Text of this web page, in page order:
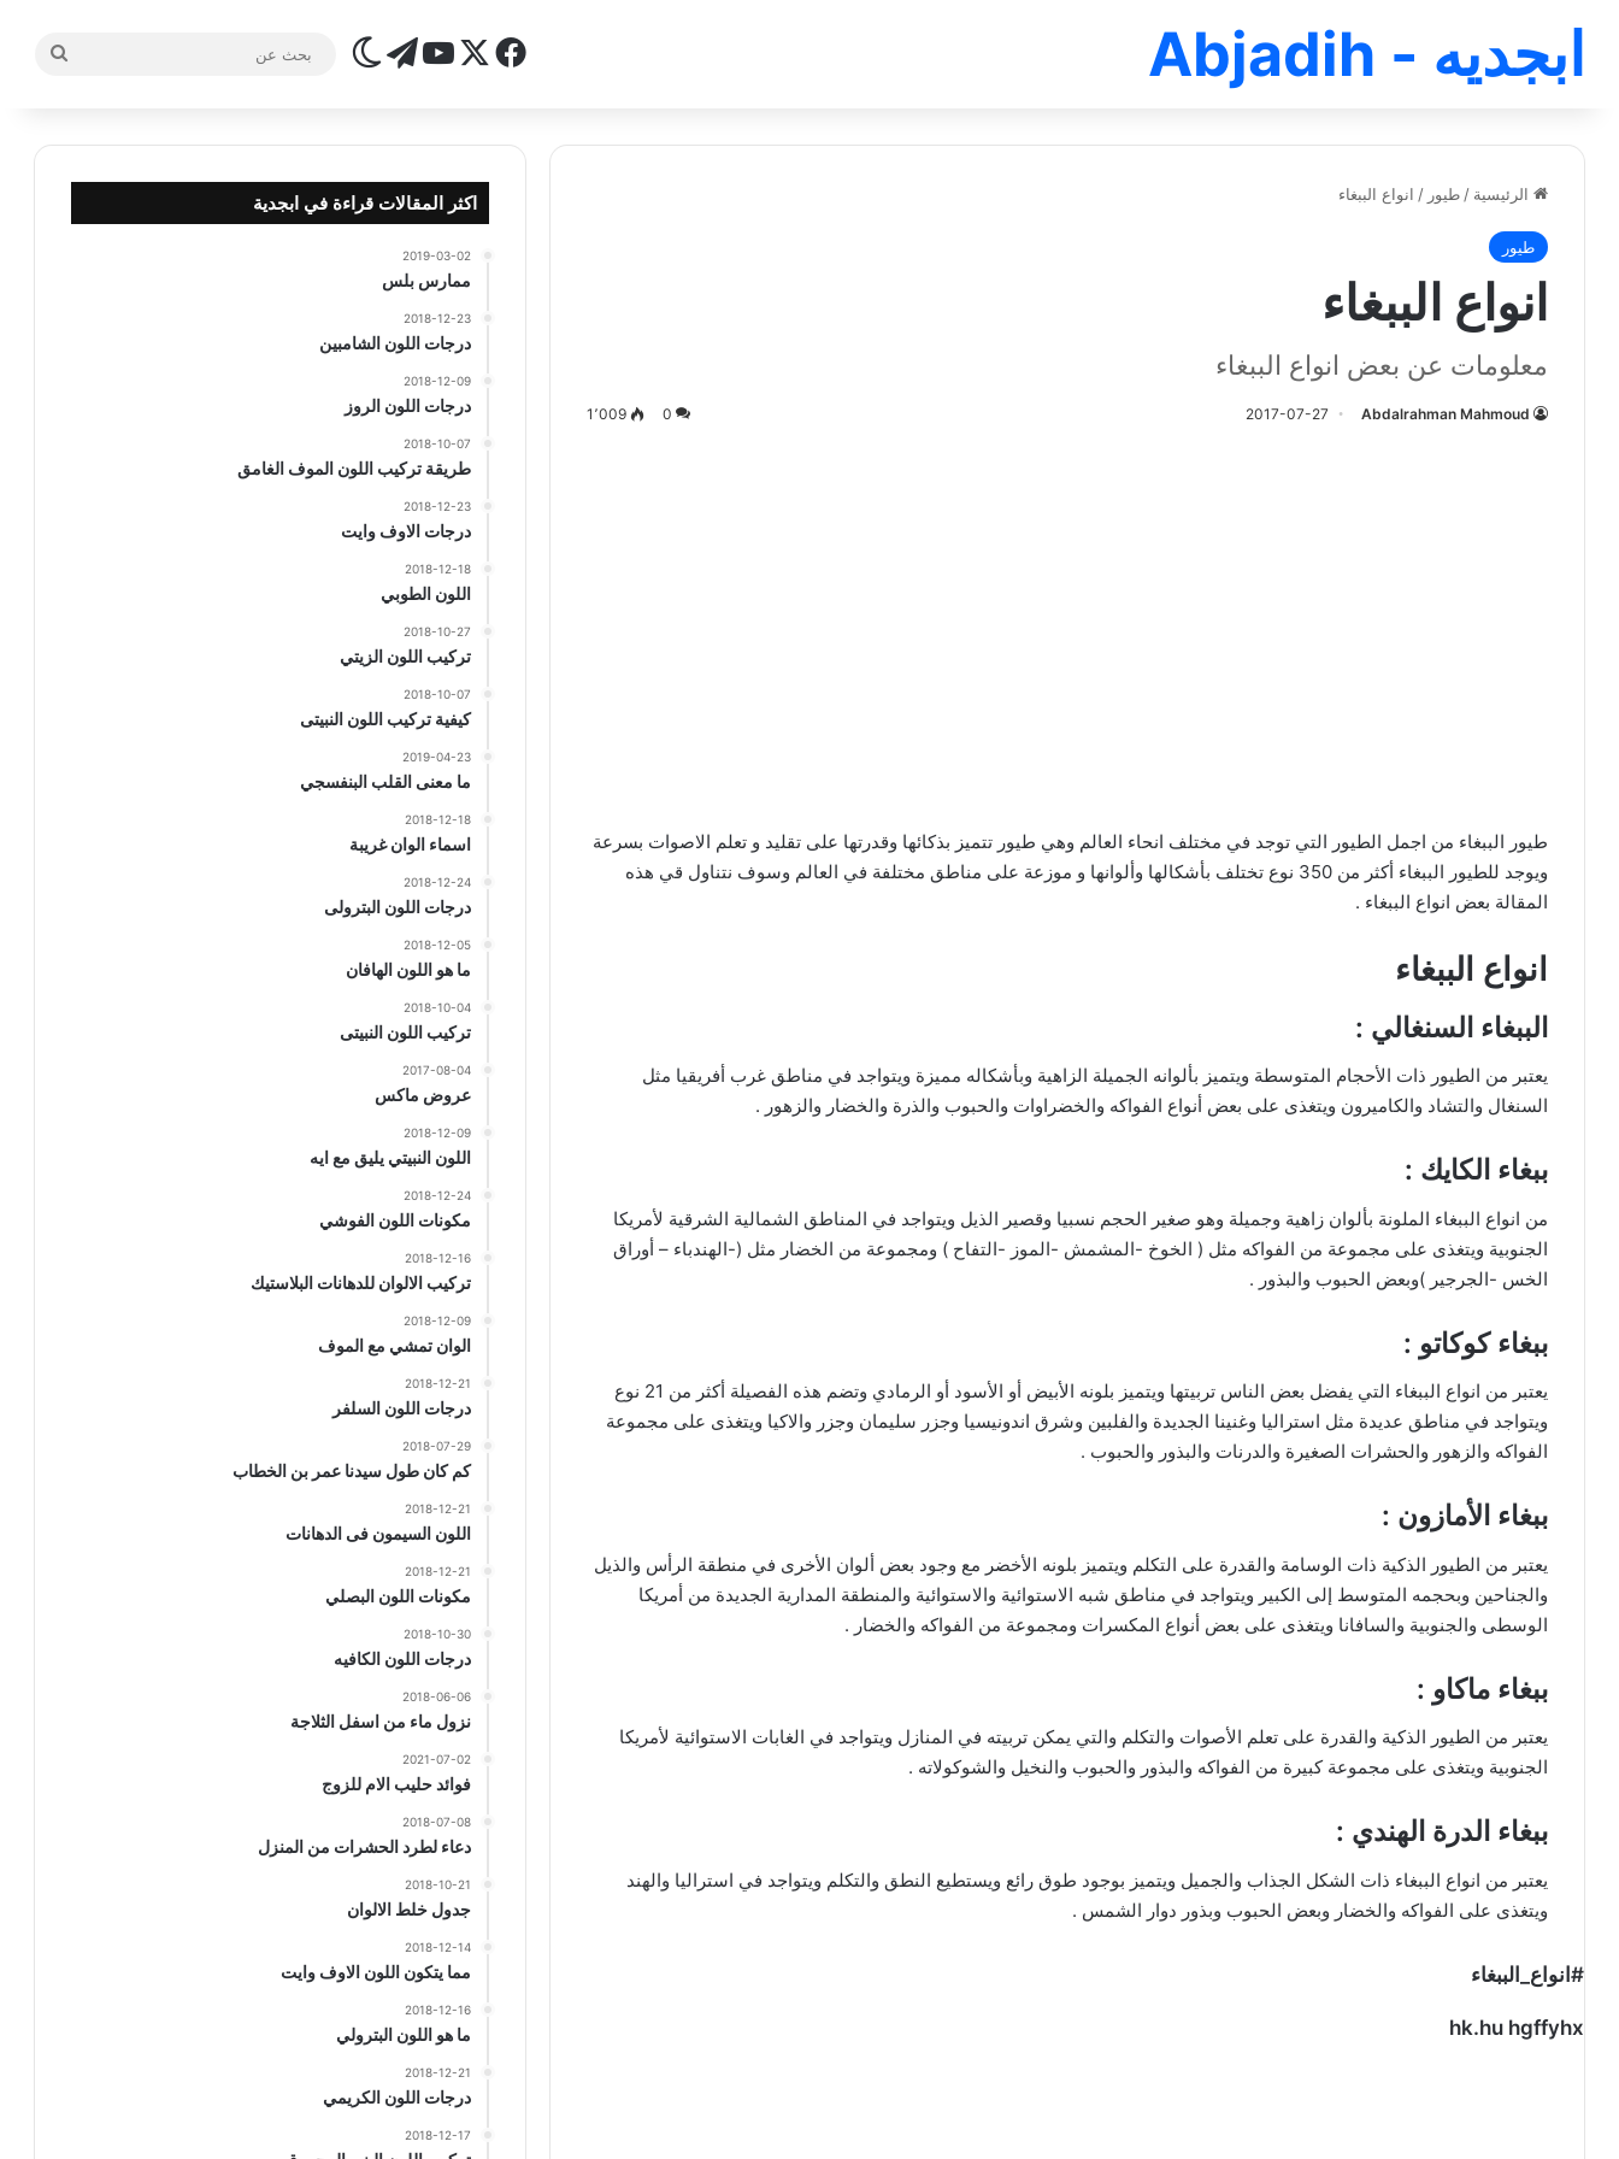
ابجديه - Abjadih فيسبوك
‫X
‫YouTube
تيلقرامالوضع المظلم
الرئيسية / طيور / انواع الببغاء
طيور
انواع الببغاء
معلومات عن بعض انواع الببغاء
Abdalrahman Mahmoud
2017-07-27
0 1٬009
طيور الببغاء من اجمل الطيور التي توجد في مختلف انحاء العالم وهي طيور تتميز بذكائها وقدرتها على تقليد و تعلم الاصوات بسرعة
ويوجد للطيور الببغاء أكثر من 350 نوع تختلف بأشكالها وألوانها و موزعة على مناطق مختلفة في العالم وسوف نتناول قي هذه
المقالة بعض انواع الببغاء .
انواع الببغاء
الببغاء السنغالي :
يعتبر من الطيور ذات الأحجام المتوسطة ويتميز بألوانه الجميلة الزاهية وبأشكاله مميزة ويتواجد في مناطق غرب أفريقيا مثل
السنغال والتشاد والكاميرون ويتغذى على بعض أنواع الفواكه والخضراوات والحبوب والذرة والخضار والزهور .
ببغاء الكايك :
من انواع الببغاء الملونة بألوان زاهية وجميلة وهو صغير الحجم نسبيا وقصير الذيل ويتواجد في المناطق الشمالية الشرقية لأمريكا
الجنوبية ويتغذى على مجموعة من الفواكه مثل ( الخوخ -المشمش -الموز -التفاح ) ومجموعة من الخضار مثل (-الهندباء – أوراق
الخس -الجرجير )وبعض الحبوب والبذور .
ببغاء كوكاتو :
يعتبر من انواع الببغاء التي يفضل بعض الناس تربيتها ويتميز بلونه الأبيض أو الأسود أو الرمادي وتضم هذه الفصيلة أكثر من 21 نوع
ويتواجد في مناطق عديدة مثل استراليا وغنينا الجديدة والفلبين وشرق اندونيسيا وجزر سليمان وجزر والاكيا ويتغذى على مجموعة
الفواكه والزهور والحشرات الصغيرة والدرنات والبذور والحبوب .
ببغاء الأمازون :
يعتبر من الطيور الذكية ذات الوسامة والقدرة على التكلم ويتميز بلونه الأخضر مع وجود بعض ألوان الأخرى في منطقة الرأس والذيل
والجناحين وبحجمه المتوسط إلى الكبير ويتواجد في مناطق شبه الاستوائية والاستوائية والمنطقة المدارية الجديدة من أمريكا
الوسطى والجنوبية والسافانا ويتغذى على بعض أنواع المكسرات ومجموعة من الفواكه والخضار .
ببغاء ماكاو :
يعتبر من الطيور الذكية والقدرة على تعلم الأصوات والتكلم والتي يمكن تربيته في المنازل ويتواجد في الغابات الاستوائية لأمريكا
الجنوبية ويتغذى على مجموعة كبيرة من الفواكه والبذور والحبوب والنخيل والشوكولاته .
ببغاء الدرة الهندي :
يعتبر من انواع الببغاء ذات الشكل الجذاب والجميل ويتميز بوجود طوق رائع ويستطيع النطق والتكلم ويتواجد في استراليا والهند
ويتغذى على الفواكه والخضار وبعض الحبوب وبذور دوار الشمس .
#انواع_الببغاء
hk.hu hgffyhx
اكثر المقالات قراءة في ابجدية
2019-03-02
ممارس بلس
2018-12-23
درجات اللون الشامبين
2018-12-09
درجات اللون الروز
2018-10-07
طريقة تركيب اللون الموف الغامق
2018-12-23
درجات الاوف وايت
2018-12-18
اللون الطوبي
2018-10-27
تركيب اللون الزيتي
2018-10-07
كيفية تركيب اللون النبيتى
2019-04-23
ما معنى القلب البنفسجي
2018-12-18
اسماء الوان غريبة
2018-12-24
درجات اللون البترولى
2018-12-05
ما هو اللون الهافان
2018-10-04
تركيب اللون النبيتى
2017-08-04
عروض ماكس
2018-12-09
اللون النبيتي يليق مع ايه
2018-12-24
مكونات اللون الفوشي
2018-12-16
تركيب الالوان للدهانات البلاستيك
2018-12-09
الوان تمشي مع الموف
2018-12-21
درجات اللون السلفر
2018-07-29
كم كان طول سيدنا عمر بن الخطاب
2018-12-21
اللون السيمون فى الدهانات
2018-12-21
مكونات اللون البصلي
2018-10-30
درجات اللون الكافيه
2018-06-06
نزول ماء من اسفل الثلاجة
2021-07-02
فوائد حليب الام للزوج
2018-07-08
دعاء لطرد الحشرات من المنزل
2018-10-21
جدول خلط الالوان
2018-12-14
مما يتكون اللون الاوف وايت
2018-12-16
ما هو اللون البترولي
2018-12-21
درجات اللون الكريمي
2018-12-17